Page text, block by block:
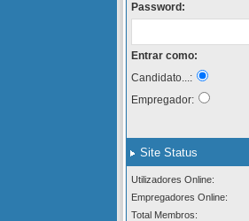
Password:
Entrar como:
Candidato...:
Empregador:
Site Status
Utilizadores Online:
Empregadores Online:
Total Membros: